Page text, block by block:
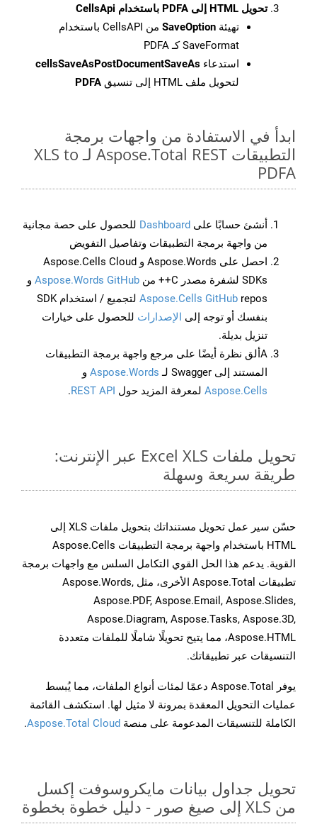
تحويل HTML إلى PDFA باستخدام CellsApi
تهيئة SaveOption
من CellsAPI باستخدام
SaveFormat كـ PDFA
استدعاء cellsSaveAsPostDocumentSaveAs
لتحويل ملف HTML إلى تنسيق
PDFA
ابدأ في الاستفادة من واجهات برمجة
التطبيقات Aspose.Total REST لـ XLS to
PDFA
أنشئ حسابًا على Dashboard للحصول على حصة مجانية
من واجهة برمجة التطبيقات وتفاصيل التفويض
احصل على Aspose.Words و Aspose.Cells Cloud
SDKs لشفرة مصدر C++ من
Aspose.Words GitHub و
Aspose.Cells GitHub
repos لتجميع / استخدام SDK
بنفسك أو توجه إلى الإصدارات للحصول على خيارات
تنزيل بديلة.
Aألق نظرة أيضًا على مرجع واجهة برمجة التطبيقات
المستند إلى Swagger لـ
Aspose.Words و
Aspose.Cells لمعرفة المزيد حول REST API
.
تحويل ملفات Excel XLS عبر الإنترنت:
طريقة سريعة وسهلة
حسّن سير عمل تحويل مستنداتك بتحويل ملفات XLS إلى
HTML باستخدام واجهة برمجة التطبيقات Aspose.Cells
القوية. يدعم هذا الحل القوي التكامل السلس مع واجهات برمجة
تطبيقات Aspose.Total الأخرى، مثل Aspose.Words,
Aspose.PDF, Aspose.Email, Aspose.Slides,
Aspose.Diagram, Aspose.Tasks, Aspose.3D,
Aspose.HTML، مما يتيح تحويلًا شاملًا للملفات متعددة
التنسيقات عبر تطبيقاتك.
يوفر Aspose.Total دعمًا لمئات أنواع الملفات، مما يُبسط
عمليات التحويل المعقدة بمرونة لا مثيل لها. استكشف القائمة
الكاملة للتنسيقات المدعومة على منصة Aspose.Total Cloud
.
تحويل جداول بيانات مايكروسوفت إكسل
من XLS إلى صيغ صور - دليل خطوة بخطوة